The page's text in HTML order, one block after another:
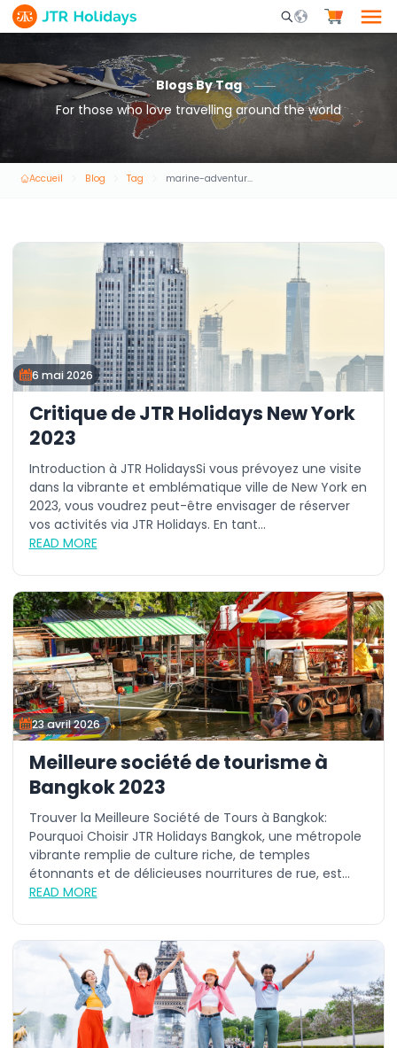
Mobile Search
Blogs By Tag
For those who love travelling around the world
Accueil Blog Tag marine-adventures-uae
6 mai 2026
Critique de JTR Holidays New York
2023
Introduction à JTR HolidaysSi vous prévoyez une visite
dans la vibrante et emblématique ville de New York en
2023, vous voudrez peut-être envisager de réserver
vos activités via JTR Holidays. En tant...
READ MORE
23 avril 2026
Meilleure société de tourisme à
Bangkok 2023
Trouver la Meilleure Société de Tours à Bangkok:
Pourquoi Choisir JTR Holidays Bangkok, une métropole
vibrante remplie de culture riche, de temples
étonnants et de délicieuses nourritures de rue, est...
READ MORE